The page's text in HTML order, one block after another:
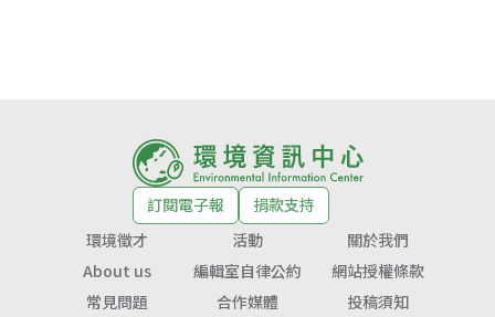
訂閱電子報
捐款支持
環境徵才
活動
關於我們
About us
編輯室自律公約
網站授權條款
常見問題
合作媒體 投稿須知